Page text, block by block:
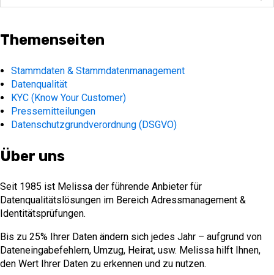
Themenseiten
Stammdaten & Stammdatenmanagement
Datenqualität
KYC (Know Your Customer)
Pressemitteilungen
Datenschutzgrundverordnung (DSGVO)
Über uns
Seit 1985 ist Melissa der führende Anbieter für
Datenqualitätslösungen im Bereich Adressmanagement &
Identitätsprüfungen.
Bis zu 25% Ihrer Daten ändern sich jedes Jahr – aufgrund von
Dateneingabefehlern, Umzug, Heirat, usw. Melissa hilft Ihnen,
den Wert Ihrer Daten zu erkennen und zu nutzen.